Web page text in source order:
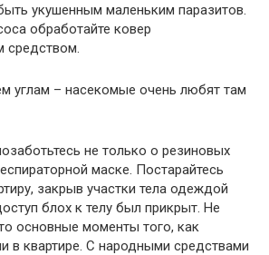
укушенным маленьким паразитов.
обработайте ковер
углам – насекомые очень любят там
не только о резиновых
маске. Постарайтесь
закрыв участки тела одеждой
блох к телу был прикрыт. Не
основные моменты того, как
в квартире. С народными средствами